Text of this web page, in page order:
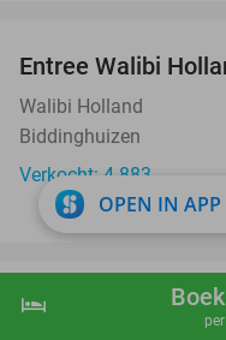
shopping_cart
hotel
Entree Walibi
Walibi Holland
Biddinghuizen
Verkocht: 4.883
Entree
OPEN IN APP